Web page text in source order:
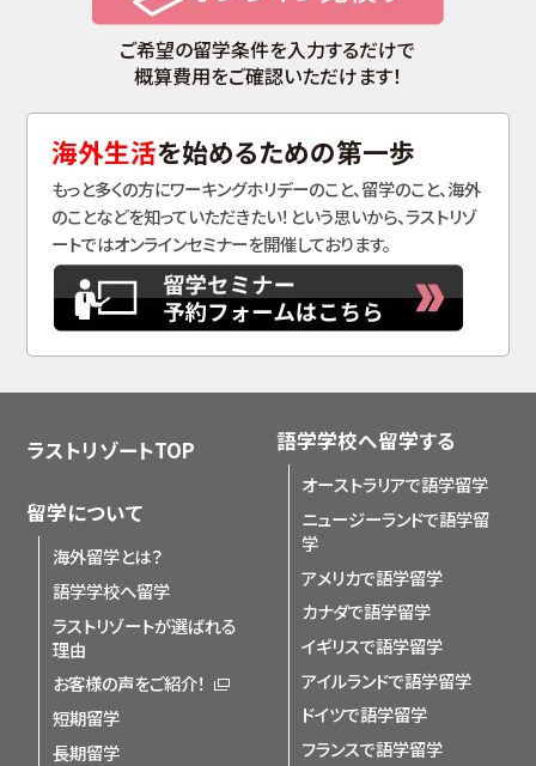
ご希望の留学条件を入力するだけで
概算費用をご確認いただけます！
海外生活を始めるための第一歩
もっと多くの方にワーキングホリデーのこと、留学のこと、海外
のことなどを知っていただきたい！という思いから、ラストリゾ
ートではオンラインセミナーを開催しております。
ラストリゾートTOP
留学について
海外留学とは？
語学学校へ留学
ラストリゾートが選ばれる
理由
お客様の声をご紹介！
短期留学
長期留学
語学学校へ留学する
オーストラリアで語学留学
ニュージーランドで語学留
学
アメリカで語学留学
カナダで語学留学
イギリスで語学留学
アイルランドで語学留学
ドイツで語学留学
フランスで語学留学